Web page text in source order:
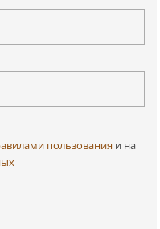
пользования и на